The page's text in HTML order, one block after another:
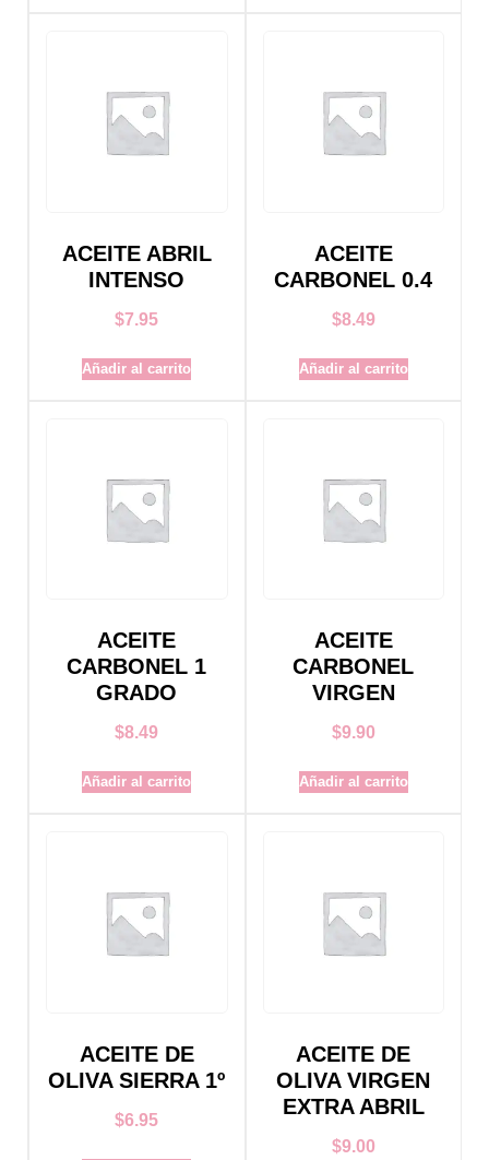
ACEITE ABRIL
INTENSO
$7.95
Añadir al carrito
ACEITE
CARBONEL 0.4
$8.49
Añadir al carrito
ACEITE
CARBONEL 1
GRADO
$8.49
Añadir al carrito
ACEITE
CARBONEL
VIRGEN
$9.90
Añadir al carrito
ACEITE DE
OLIVA SIERRA 1º
$6.95
ACEITE DE
OLIVA VIRGEN
EXTRA ABRIL
$9.00